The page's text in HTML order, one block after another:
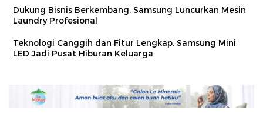
Dukung Bisnis Berkembang, Samsung Luncurkan Mesin
Laundry Profesional
Teknologi Canggih dan Fitur Lengkap, Samsung Mini
LED Jadi Pusat Hiburan Keluarga